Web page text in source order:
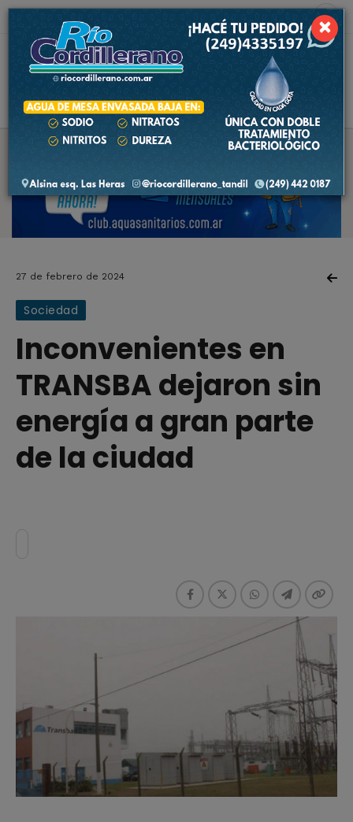
9.8 ºC
27 de febrero de 2024
Sociedad
Inconvenientes en
TRANSBA dejaron sin
energía a gran parte
de la ciudad
×